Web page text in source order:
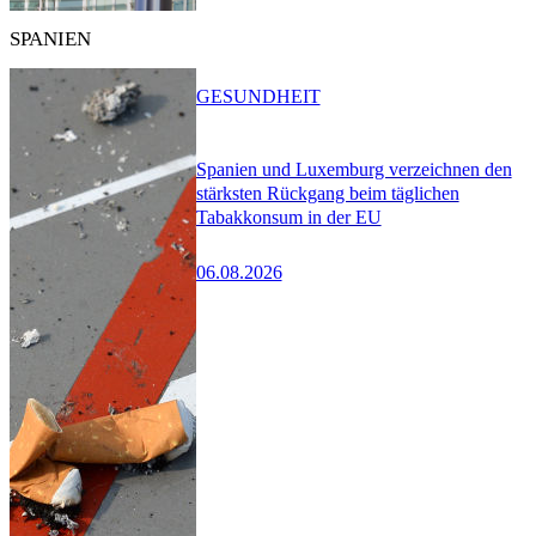
SPANIEN
Spanien und Luxemburg verzeichnen den
stärksten Rückgang beim täglichen
Tabakkonsum in der EU
06.08.2026
GESUNDHEIT